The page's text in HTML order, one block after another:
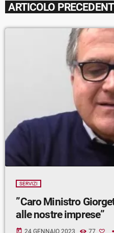
ARTICOLO
SERVIZI
”Caro Ministro
alle nostre imprese”
today 24 GENNAIO 2023 77